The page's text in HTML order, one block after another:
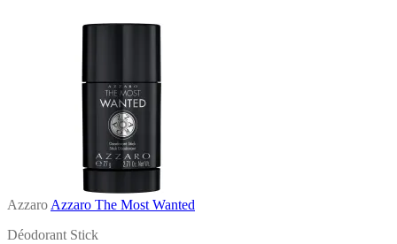
Azzaro Azzaro The Most Wanted
Déodorant Stick